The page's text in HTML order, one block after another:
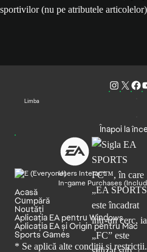
sportivilor (nu pe atributele
Limba
Înapoi la
Users Interact
In-game Purchases
Acasă
Cumpără
Noutăți
Aplicația EA pentru Windows
Aplicația EA și Origin pentru Mac
Sports Games
* Se aplică alte condiții și